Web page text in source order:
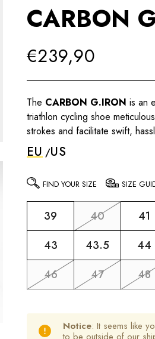
CARBON
€239,90
The CARBON G.IRON is an
triathlon cycling shoe
strokes and facilitate swift,
EU US
FIND YOUR SIZE SIZE
39 40 41
43
43.5 44
46
47 48
Notice: It seems like